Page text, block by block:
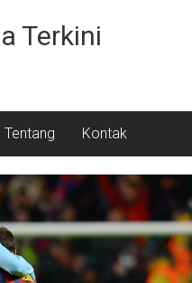
Terkini
Tentang Kontak